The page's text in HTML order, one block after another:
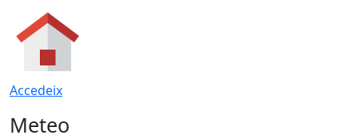
Accedeix
Meteo